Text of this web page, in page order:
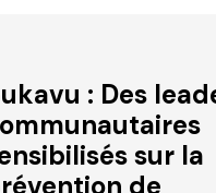
: Des
sur la
de